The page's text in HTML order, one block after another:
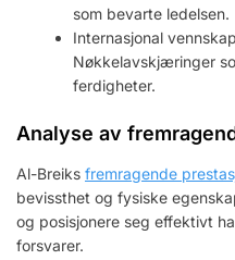
som bevarte ledelsen.
Internasjonal
Nøkkelavskjæringer
ferdigheter.
Analyse av
Al-Breiks fremragende
bevissthet og fysiske
og posisjonere seg effektivt
forsvarer.